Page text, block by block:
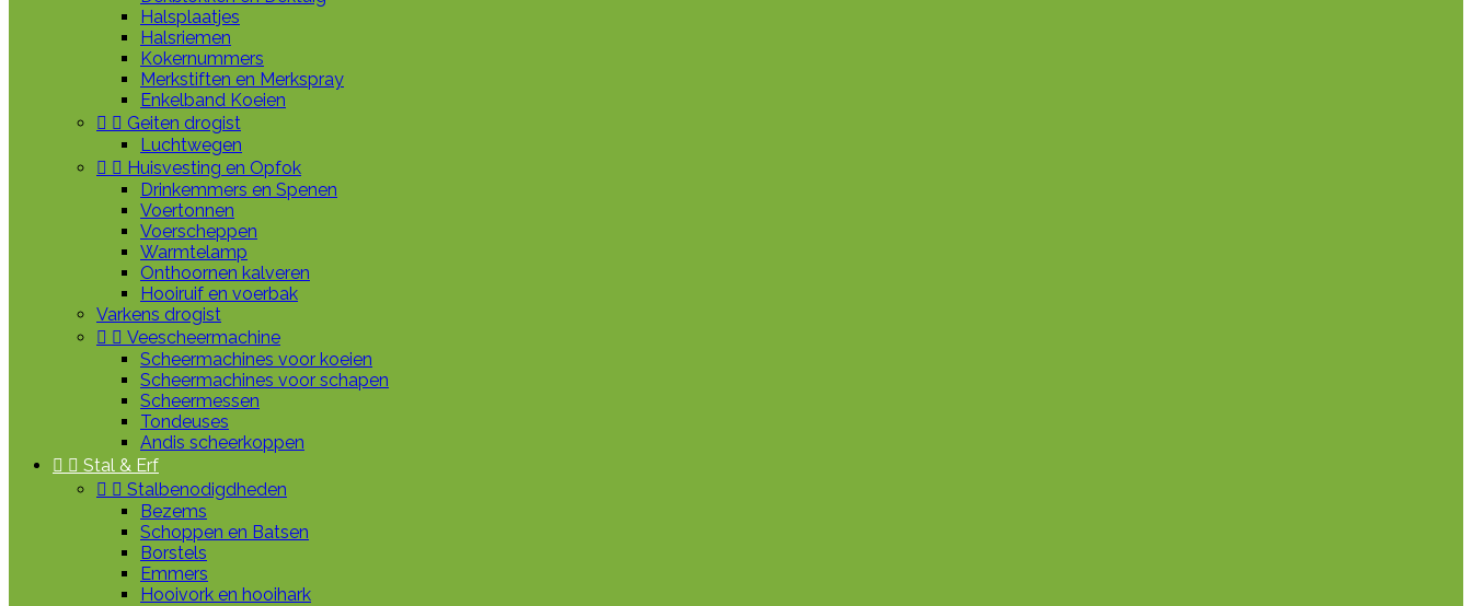
Halsplaatjes
Halsriemen
Kokernummers
Merkstiften en Merkspray
Enkelband Koeien
  Geiten drogist
Luchtwegen
  Huisvesting en Opfok
Drinkemmers en Spenen
Voertonnen
Voerscheppen
Warmtelamp
Onthoornen kalveren
Hooiruif en voerbak
Varkens drogist
  Veescheermachine
Scheermachines voor koeien
Scheermachines voor schapen
Scheermessen
Tondeuses
Andis scheerkoppen
  Stal & Erf
  Stalbenodigdheden
Bezems
Schoppen en Batsen
Borstels
Emmers
Hooivork en hooihark